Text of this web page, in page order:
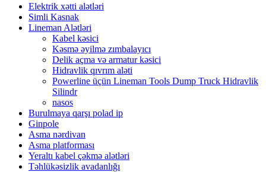
Elektrik xətti alətləri
Simli Kasnak
Lineman Alətləri
Kabel kəsici
Kəsmə əyilmə zımbalayıcı
Delik açma və armatur kəsici
Hidravlik qıvrım aləti
Powerline üçün Lineman Tools Dump Truck Hidravlik
Silindr
nasos
Burulmaya qarşı polad ip
Ginpole
Asma nərdivan
Asma platforması
Yeraltı kabel çəkmə alətləri
Təhlükəsizlik avadanlığı